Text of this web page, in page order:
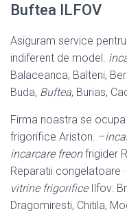
Buftea ILFOV
Asiguram service
indiferent de model.
Balaceanca, Balteni,
Buda, Buftea, Burias,
Firma noastra se
frigorifice Ariston. –
incarcare freonfrigider
Reparatii congelatoare
vitrine frigorificeIlfov:
Dragomiresti, Chitila,